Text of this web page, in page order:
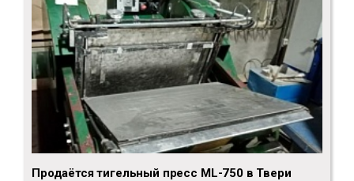
Продаётся тигельный пресс ML-750 в Твери